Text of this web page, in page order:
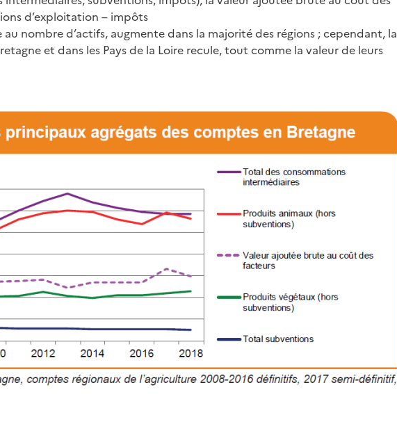
d’exploitation – impôts
nombre d’actifs, augmente dans la majorité des régions ; cependant, la
et dans les Pays de la Loire recule, tout comme la valeur de leurs